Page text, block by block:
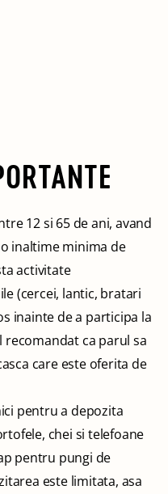
12 si 65 de ani, avand
inaltime minima de
activitate
(cercei, lantic, bratari
inainte de a participa la
recomandat ca parul sa
care este oferita de
pentru a depozita
chei si telefoane
pentru pungi de
este limitata, asa